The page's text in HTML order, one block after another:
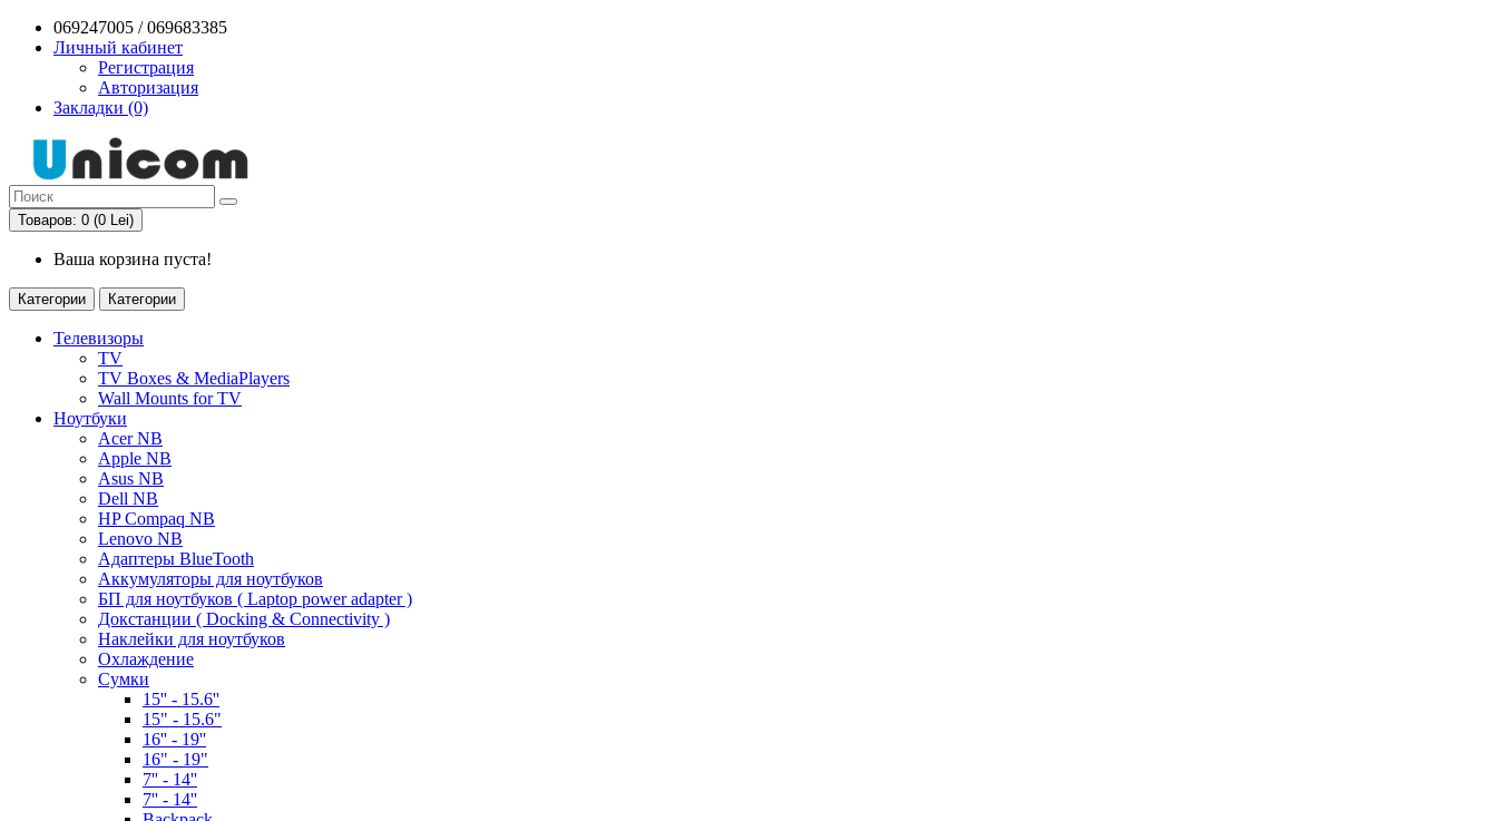
069247005 / 069683385
Личный кабинет
Регистрация
Авторизация
Закладки (0)
Товаров: 0 (0 Lei)
Ваша корзина пуста!
Категории Категории
Телевизоры
TV
TV Boxes & MediaPlayers
Wall Mounts for TV
Ноутбуки
Acer NB
Apple NB
Asus NB
Dell NB
HP Compaq NB
Lenovo NB
Адаптеры BlueTooth
Аккумуляторы для ноутбуков
БП для ноутбуков ( Laptop power adapter )
Докстанции ( Docking & Connectivity )
Наклейки для ноутбуков
Охлаждение
Сумки
15'' - 15.6''
15" - 15.6"
16'' - 19''
16" - 19"
7'' - 14''
7'' - 14''